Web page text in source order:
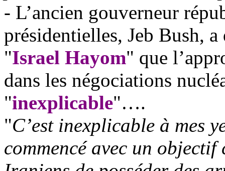
- L’ancien gouverneur
présidentielles, Jeb Bush, a
"Israel Hayom" que
dans les négociations
"inexplicable"….
"C’est inexplicable à mes
commencé avec un